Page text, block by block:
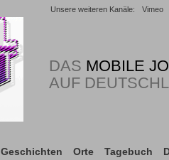
Unsere weiteren Kanäle: Vimeo
DAS MOBILE
AUF
Geschichten Orte Tagebuch